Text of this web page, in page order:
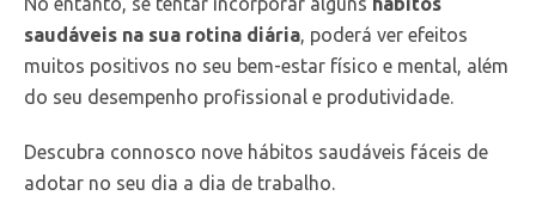
saudáveis na sua rotina diária , poderá ver efeitos
muitos positivos no seu bem-estar físico e mental, além
do seu desempenho profissional e produtividade.
Descubra connosco nove hábitos saudáveis fáceis de
adotar no seu dia a dia de trabalho.